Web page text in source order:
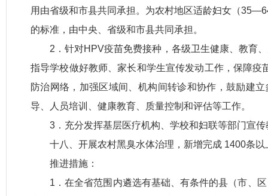
用由省级和市县共同承担。为农村地区适龄妇女（
的标准，由中央、省级和市县共同承担。
2．针对HPV疫苗免费接种，各级卫生健康、教育
指导学校做好教师、家长和学生宣传发动工作，保障疫
防治网络，加强区域间、机构间转诊和协作，鼓励建
导、人员培训、健康教育、质量控制和评估等工作。
3．充分发挥基层医疗机构、学校和妇联等部门宣
十八、开展农村黑臭水体治理，新增完成 1400条
推进措施：
1．在全省范围内遴选有基础、有条件的县（市、